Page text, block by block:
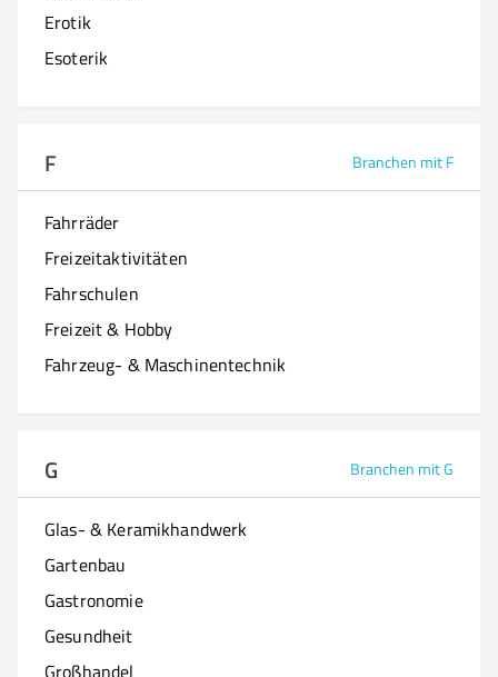
Erotik
Esoterik
F Branchen mit F
Fahrräder
Freizeitaktivitäten
Fahrschulen
Freizeit & Hobby
Fahrzeug- & Maschinentechnik
G Branchen mit G
Glas- & Keramikhandwerk
Gartenbau
Gastronomie
Gesundheit
Großhandel